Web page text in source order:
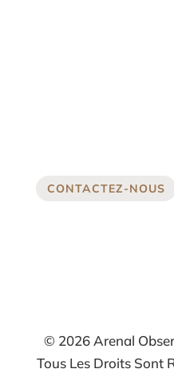
CONTACTEZ-NOUS
© 2026 Arenal
Tous Les Droits Sont